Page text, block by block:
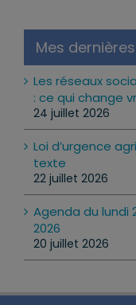
Mes
Les réseaux
: ce qui change
24 juillet 2026
Loi d’urgence
texte
22 juillet 2026
Agenda du lundi
2026
20 juillet 2026